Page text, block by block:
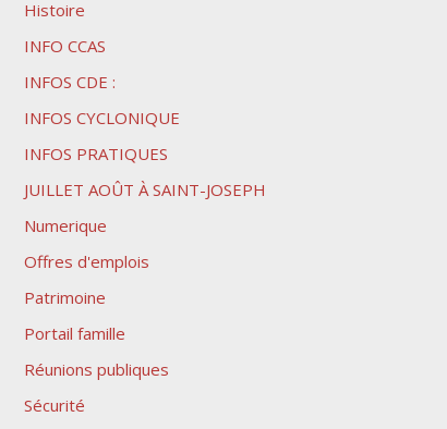
Histoire
INFO CCAS
INFOS CDE :
INFOS CYCLONIQUE
INFOS PRATIQUES
JUILLET AOÛT À SAINT-JOSEPH
Numerique
Offres d'emplois
Patrimoine
Portail famille
Réunions publiques
Sécurité